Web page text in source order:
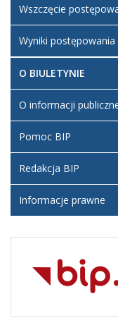
Wszczęcie
Wyniki postępowania
O BIULETYNIE
O informacji
Pomoc BIP
Redakcja BIP
Informacje prawne